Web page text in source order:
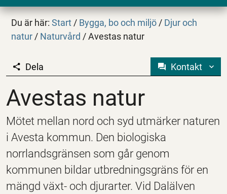
Du är här:Start / Bygga, bo och miljö / Djur och
natur / Naturvård /Avestas natur
Avestas natur
Dela Kontakt
Avestas natur
Mötet mellan nord och syd utmärker naturen
i Avesta kommun. Den biologiska
norrlandsgränsen som går genom
kommunen bildar utbredningsgräns för en
mängd växt- och djurarter. Vid Dalälven